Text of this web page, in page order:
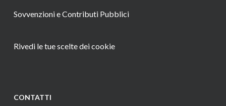
Sovvenzioni e Contributi Pubblici
Rivedi le tue scelte dei cookie
CONTATTI